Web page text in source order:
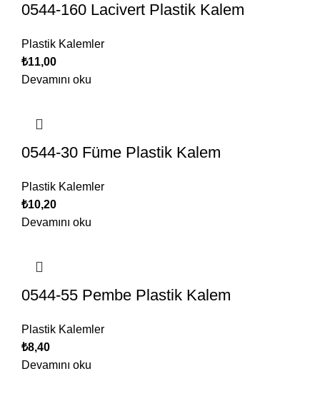
0544-160 Lacivert Plastik Kalem
Plastik Kalemler
₺11,00
Devamını oku
0544-30 Füme Plastik Kalem
Plastik Kalemler
₺10,20
Devamını oku
0544-55 Pembe Plastik Kalem
Plastik Kalemler
₺8,40
Devamını oku